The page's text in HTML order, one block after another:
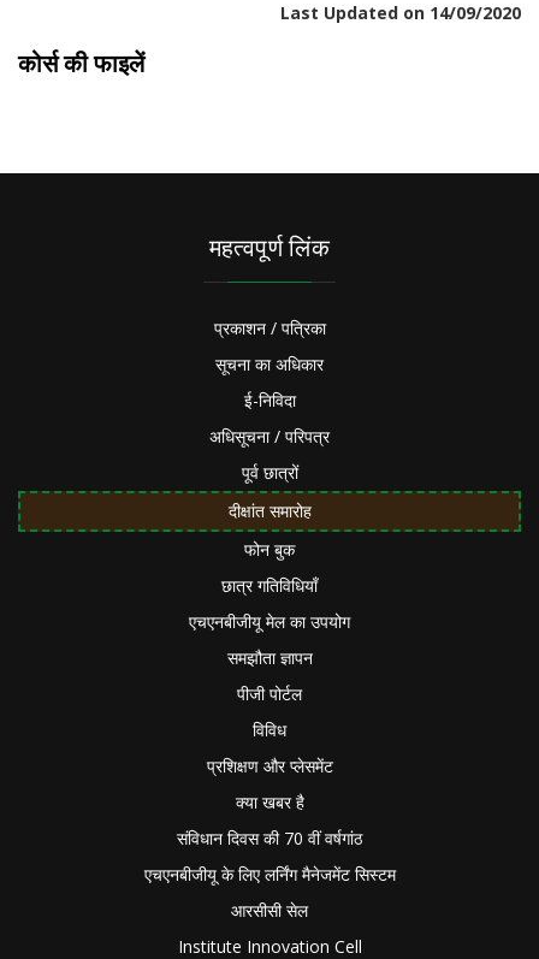
Last Updated on 14/09/2020
कोर्स की फाइलें
महत्वपूर्ण लिंक
प्रकाशन / पत्रिका
सूचना का अधिकार
ई-निविदा
अधिसूचना / परिपत्र
पूर्व छात्रों
दीक्षांत समारोह
फोन बुक
छात्र गतिविधियाँ
एचएनबीजीयू मेल का उपयोग
समझौता ज्ञापन
पीजी पोर्टल
विविध
प्रशिक्षण और प्लेसमेंट
क्या खबर है
संविधान दिवस की 70 वीं वर्षगांठ
एचएनबीजीयू के लिए लर्निंग मैनेजमेंट सिस्टम
आरसीसी सेल
Institute Innovation Cell